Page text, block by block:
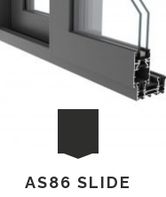
AS86 SLIDE